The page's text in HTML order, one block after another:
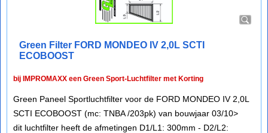
Green Filter FORD MONDEO IV 2,0L SCTI
ECOBOOST
bij IMPROMAXX een Green Sport-Luchtfilter met Korting
Green Paneel Sportluchtfilter voor de FORD MONDEO IV 2,0L
SCTI ECOBOOST (mc: TNBA /203pk) van bouwjaar 03/10>
dit luchtfilter heeft de afmetingen D1/L1: 300mm - D2/L2: